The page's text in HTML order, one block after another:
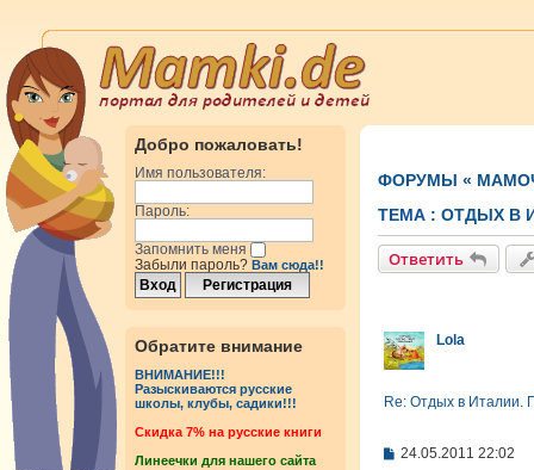
Добро пожаловать!
Имя пользователя:
Пароль:
Запомнить меня
Забыли пароль? Вам сюда!!
Обратите внимание
ВНИМАНИЕ!!!
Разыскиваются русские
школы, клубы, садики!!!
Cкидка 7% на русские книги
Линеечки для нашего сайта
ФОРУМЫ «
ТЕМА : ОТДЫХ В
Ответить
Lola
Re: Отдых в Италии.
С
24.05.2011 22:02